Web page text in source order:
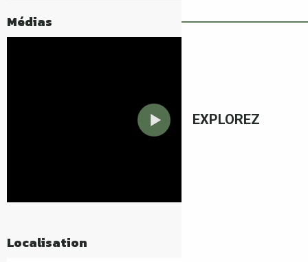
EXPLOREZ
Médias
Localisation